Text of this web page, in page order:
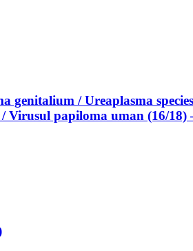
/ Ureaplasma
papiloma uman (16/18)